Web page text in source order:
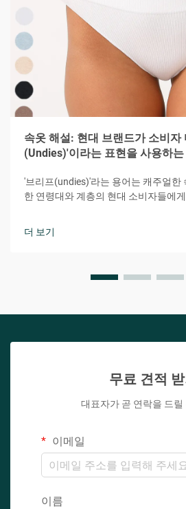
속옷 해설: 현대 브랜드가 소비자
(Undies)'이라는 표현을 사용하
'브리프(undies)'라는 용어는 캐주얼한
한 연령대와 계층의 현대 소비자들에
과적으로 전달합니다.
더 보기
무료 견적
대표자가 곧 연락을 드릴
이메일
이름